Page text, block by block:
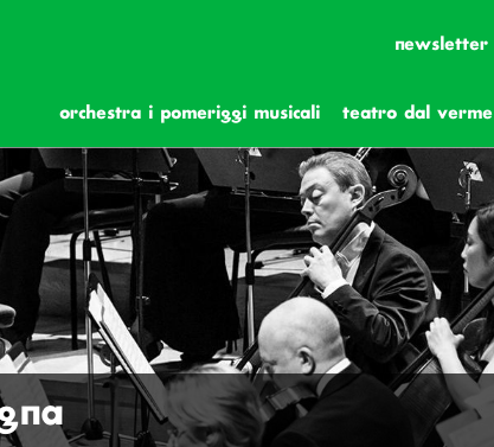
newsletter
orchestra i pomeriggi musicali teatro dal verme